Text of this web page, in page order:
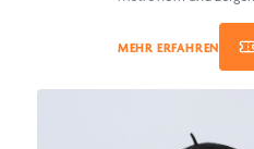
MEHR ERFAHREN